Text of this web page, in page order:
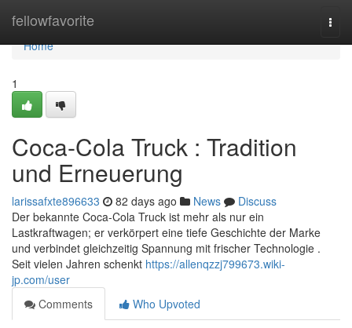
fellowfavorite
Home
Home
1
Coca-Cola Truck : Tradition
und Erneuerung
larissafxte896633 82 days ago News
Discuss
Der bekannte Coca-Cola Truck ist mehr als nur ein
Lastkraftwagen; er verkörpert eine tiefe Geschichte der Marke
und verbindet gleichzeitig Spannung mit frischer Technologie .
Seit vielen Jahren schenkt https://allenqzzj799673.wiki-
jp.com/user
Comments
Who Upvoted